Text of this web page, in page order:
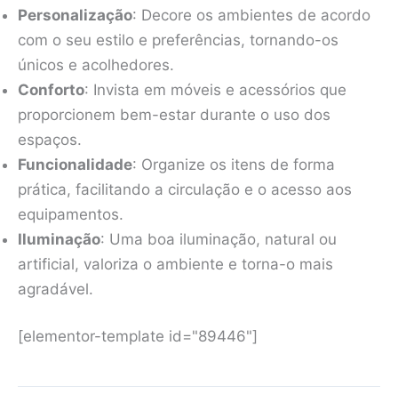
Personalização: Decore os ambientes de acordo
com o seu estilo e preferências, tornando-os
únicos e acolhedores.
Conforto: Invista em móveis e acessórios que
proporcionem bem-estar durante o uso dos
espaços.
Funcionalidade: Organize os itens de forma
prática, facilitando a circulação e o acesso aos
equipamentos.
Iluminação: Uma boa iluminação, natural ou
artificial, valoriza o ambiente e torna-o mais
agradável.
[elementor-template id="89446"]